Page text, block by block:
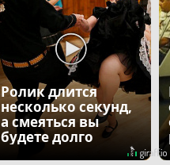
Ролик длится
несколько секунд,
а смеяться вы
будете долго